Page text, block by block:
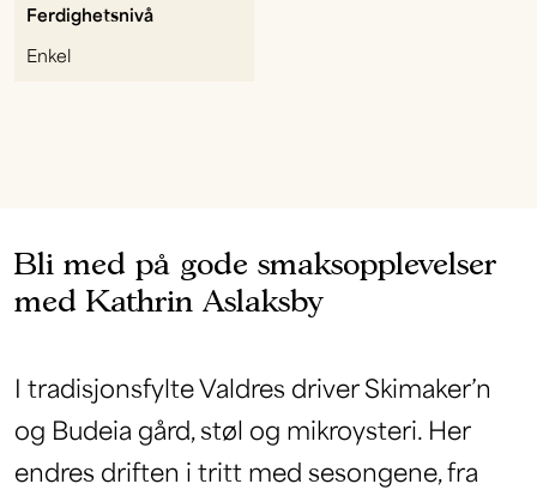
Ferdighetsnivå
Enkel
Bli med på gode smaksopplevelser
med Kathrin Aslaksby
I tradisjonsfylte Valdres driver Skimaker’n
og Budeia gård, støl og mikroysteri. Her
endres driften i tritt med sesongene, fra